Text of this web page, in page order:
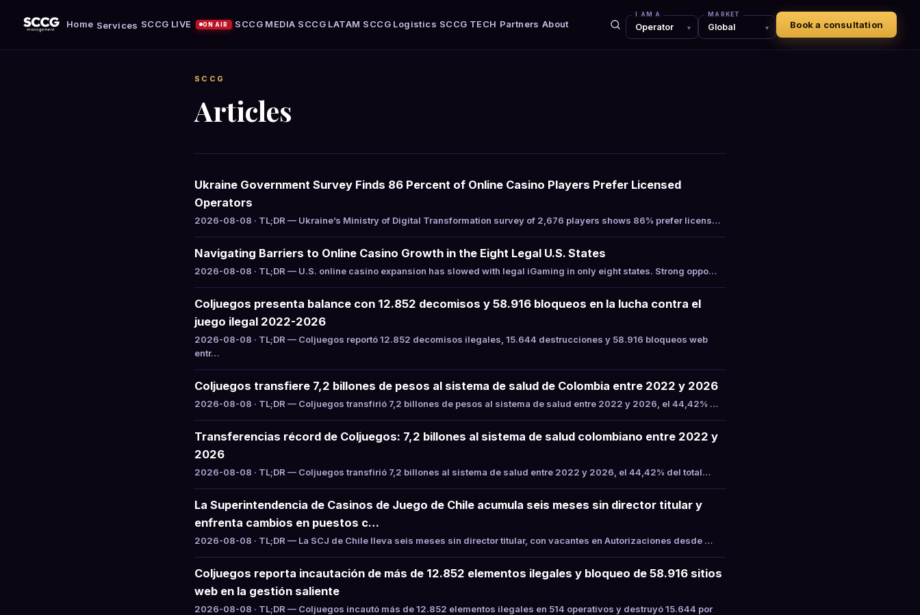
Home Services SCCG LIVE ON AIR SCCG MEDIA SCCG LATAM SCCG Logistics SCCG TECH Partners About
I AM A MARKET
Book a consultation
SCCG
Articles
Ukraine Government Survey Finds 86 Percent of Online Casino Players Prefer Licensed
Operators
2026-08-08 · TL;DR — Ukraine’s Ministry of Digital Transformation survey of 2,676 players shows 86% prefer licens…
Navigating Barriers to Online Casino Growth in the Eight Legal U.S. States
2026-08-08 · TL;DR — U.S. online casino expansion has slowed with legal iGaming in only eight states. Strong oppo…
Coljuegos presenta balance con 12.852 decomisos y 58.916 bloqueos en la lucha contra el
juego ilegal 2022-2026
2026-08-08 · TL;DR — Coljuegos reportó 12.852 decomisos ilegales, 15.644 destrucciones y 58.916 bloqueos web
entr…
Coljuegos transfiere 7,2 billones de pesos al sistema de salud de Colombia entre 2022 y 2026
2026-08-08 · TL;DR — Coljuegos transfirió 7,2 billones de pesos al sistema de salud entre 2022 y 2026, el 44,42% …
Transferencias récord de Coljuegos: 7,2 billones al sistema de salud colombiano entre 2022 y
2026
2026-08-08 · TL;DR — Coljuegos transfirió 7,2 billones al sistema de salud entre 2022 y 2026, el 44,42% del total…
La Superintendencia de Casinos de Juego de Chile acumula seis meses sin director titular y
enfrenta cambios en puestos c…
2026-08-08 · TL;DR — La SCJ de Chile lleva seis meses sin director titular, con vacantes en Autorizaciones desde …
Coljuegos reporta incautación de más de 12.852 elementos ilegales y bloqueo de 58.916 sitios
web en la gestión saliente
2026-08-08 · TL;DR — Coljuegos incautó más de 12.852 elementos ilegales en 514 operativos y destruyó 15.644 por